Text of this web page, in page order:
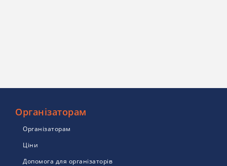
Організаторам
Організаторам
Ціни
Допомога для організаторів